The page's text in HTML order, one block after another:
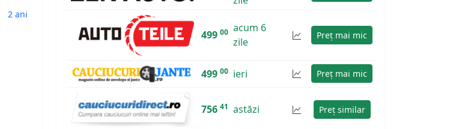
2 ani
499 00 acum 6
zile
Preț mai mic
499 00 ieri Preț mai mic
756 41 astăzi Preț similar